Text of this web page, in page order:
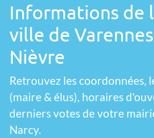
Informations de
ville de
Nièvre
Retrouvez les coordonnées,
(maire & élus), horaires
derniers votes de votre
Narcy.